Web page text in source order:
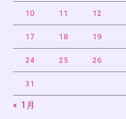
10 11 12
17 18 19
24 25 26
31
« 1月